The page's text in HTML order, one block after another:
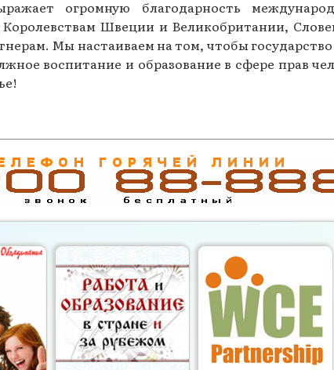
огромную благодарность
Швеции и Великобритании,
Мы настаиваем на том, чтобы
воспитание и образование в сфере прав